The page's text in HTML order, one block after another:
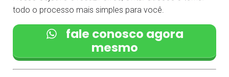
todo o processo mais simples para você.
fale conosco agora
mesmo